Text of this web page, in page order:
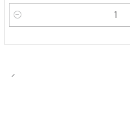
Cantidad